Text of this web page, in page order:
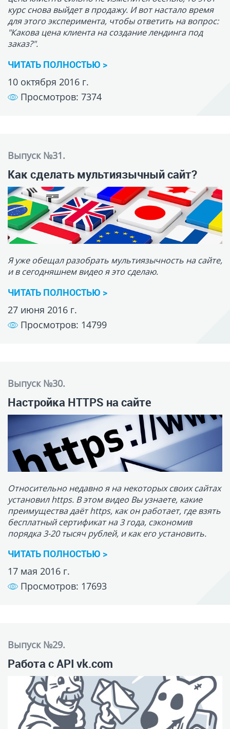
Выпуск №31.
Как сделать мультиязычный сайт?
27 июня 2016 г.
Просмотров: 14799
Выпуск №30.
Настройка HTTPS на сайте
порядка 3-20 тысяч рублей, и как его установить.
ЧИТАТЬ ПОЛНОСТЬЮ >
17 мая 2016 г.
Просмотров: 17693
Выпуск №29.
Работа с API vk.com
ЧИТАТЬ ПОЛНОСТЬЮ >
18 февраля 2016 г.
Просмотров: 19647